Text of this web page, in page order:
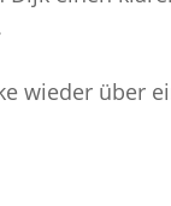
wieder